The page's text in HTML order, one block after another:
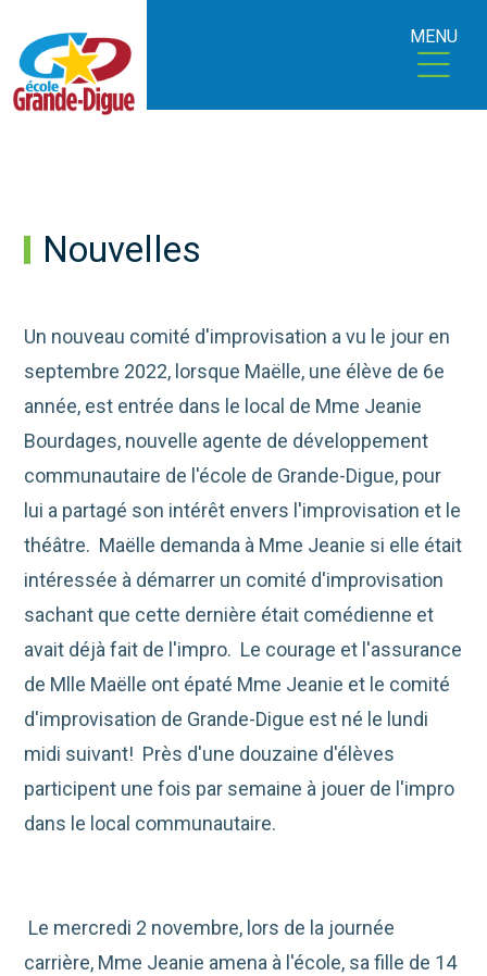
MENU
Nouvelles
Un nouveau comité d'improvisation a vu le jour en
septembre 2022, lorsque Maëlle, une élève de 6e
année, est entrée dans le local de Mme Jeanie
Bourdages, nouvelle agente de développement
communautaire de l'école de Grande-Digue, pour
lui a partagé son intérêt envers l'improvisation et le
théâtre. Maëlle demanda à Mme Jeanie si elle était
intéressée à démarrer un comité d'improvisation
sachant que cette dernière était comédienne et
avait déjà fait de l'impro. Le courage et l'assurance
de Mlle Maëlle ont épaté Mme Jeanie et le comité
d'improvisation de Grande-Digue est né le lundi
midi suivant! Près d'une douzaine d'élèves
participent une fois par semaine à jouer de l'impro
dans le local communautaire.
Le mercredi 2 novembre, lors de la journée
carrière, Mme Jeanie amena à l'école, sa fille de 14